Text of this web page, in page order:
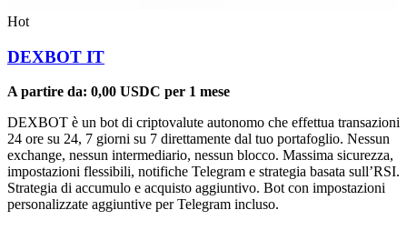
Hot
DEXBOT IT
A partire da: 0,00 USDC per 1 mese
DEXBOT è un bot di criptovalute autonomo che effettua transazioni
24 ore su 24, 7 giorni su 7 direttamente dal tuo portafoglio. Nessun
exchange, nessun intermediario, nessun blocco. Massima sicurezza,
impostazioni flessibili, notifiche Telegram e strategia basata sull’RSI.
Strategia di accumulo e acquisto aggiuntivo. Bot con impostazioni
personalizzate aggiuntive per Telegram incluso.